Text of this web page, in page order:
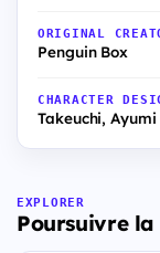
ORIGINAL
Penguin Box
CHARACTER
Takeuchi, Ayumi
EXPLORER
Poursuivre